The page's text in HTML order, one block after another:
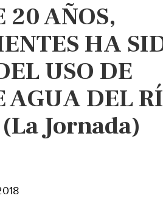
20 AÑOS,
HA
USO DE
AGUA DEL
Jornada)